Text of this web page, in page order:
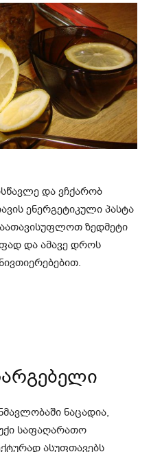
და ვჩქარობ
ენერგეტიკული პასტა
ზედმეტი
და ამავე დროს
ნაცადია,
საფაღარათო
ასუფთავებს